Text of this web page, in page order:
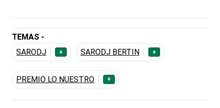
TEMAS -
SARODJ
+ SARODJ BERTIN +
PREMIO LO NUESTRO +